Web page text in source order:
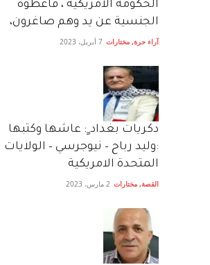
الحكومة الأمريكية ، فأعطوه
الجنسية عن يد وهم صاغرون،
آراء حرة, مختارات 7 أبريل، 2023
دكريات بغداد ٍ: عاشها وكتبها
:وليد رباح – نيوجرسي – الولايات
المتحدة الامريكية
القصة, مختارات 2 مارس، 2023